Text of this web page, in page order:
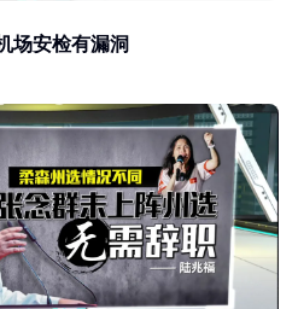
场安检有漏洞